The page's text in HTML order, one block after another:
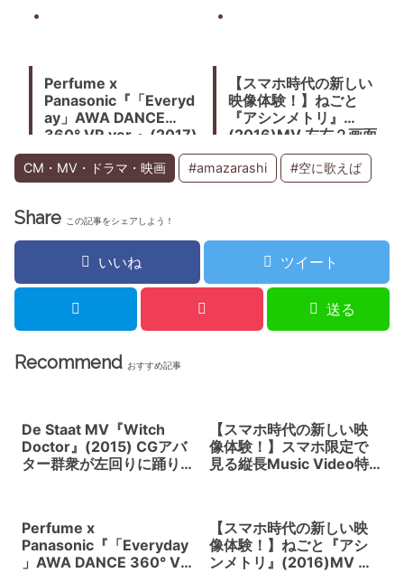
Perfume x
Panasonic『「Everyd
ay」AWA DANCE
360° VR ver.』(2017)
【スマホ時代の新しい
映像体験！】ねごと
『アシンメトリ』
(2016)MV 左右２画面
で始めて完成するシン
クロ映像
CM・MV・ドラマ・映画 #amazarashi #空に歌えば
Share この記事をシェアしよう！
いいね ツイート
送る
Recommend おすすめ記事
De Staat MV『Witch
Doctor』(2015) CGアバ
ター群衆が左回りに踊り
【スマホ時代の新しい映
像体験！】スマホ限定で
見る縦長Music Video特
Perfume x
Panasonic『「Everyday
」AWA DANCE 360° VR
【スマホ時代の新しい映
像体験！】ねごと『アシ
ンメトリ』(2016)MV 左